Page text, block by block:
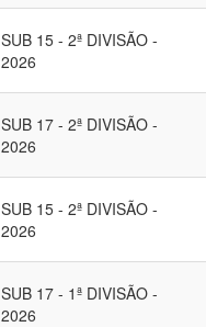
SUB 15 - 2ª DIVISÃO -
2026
SUB 17 - 2ª DIVISÃO -
2026
SUB 15 - 2ª DIVISÃO -
2026
SUB 17 - 1ª DIVISÃO -
2026